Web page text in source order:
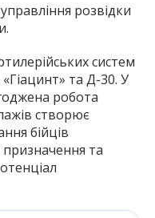
розвідки
систем
та Д-30. У
робота
створює
бійців
та